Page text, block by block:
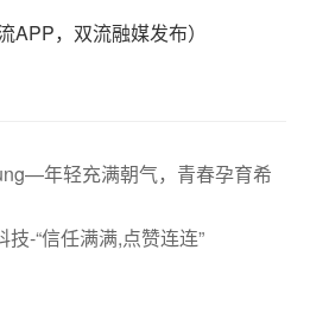
APP，双流融媒发布）
年轻充满朝气，青春孕育希
-“信任满满,点赞连连”